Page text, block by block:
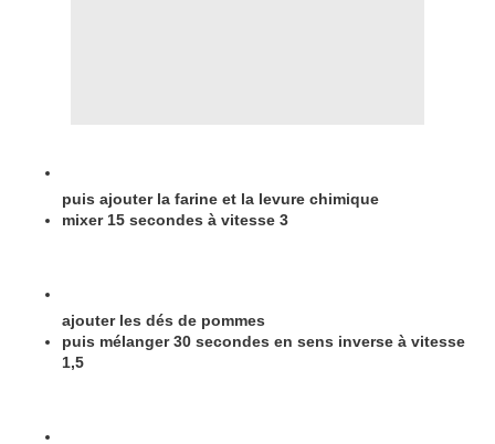
puis ajouter la farine et la levure chimique
mixer 15 secondes à vitesse 3
ajouter les dés de pommes
puis mélanger 30 secondes en sens inverse à vitesse
1,5